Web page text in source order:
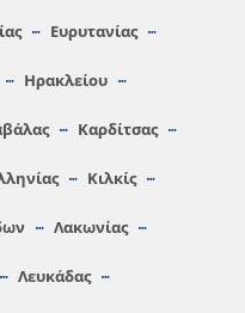
Ευρυτανίας
Ηρακλείου
Καρδίτσας
Κιλκίς
Λακωνίας
Λευκάδας